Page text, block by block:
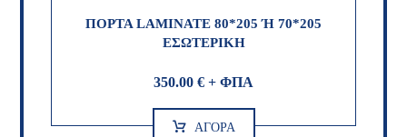
ΠΟΡΤΑ LAMINATE 80*205 Ή 70*205
ΕΣΩΤΕΡΙΚΗ
350.00 € + ΦΠΑ
ΑΓΟΡΑ